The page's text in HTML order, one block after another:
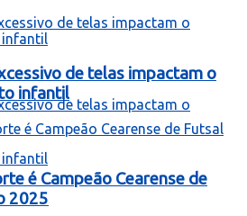
de telas impactam o
infantil
é Campeão Cearense de
2025